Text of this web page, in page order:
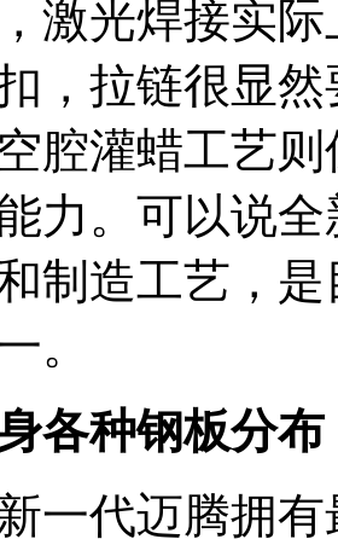
激光焊接实
，拉链很显
腔灌蜡工艺
力。可以说
制造工艺，
。
各种钢板分布
一代迈腾拥